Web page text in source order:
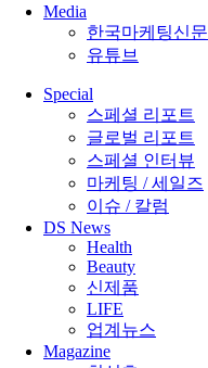
Media
한국마케팅신문
유튜브
Special
스페셜 리포트
글로벌 리포트
스페셜 인터뷰
마케팅 / 세일즈
이슈 / 칼럼
DS News
Health
Beauty
신제품
LIFE
업계뉴스
Magazine